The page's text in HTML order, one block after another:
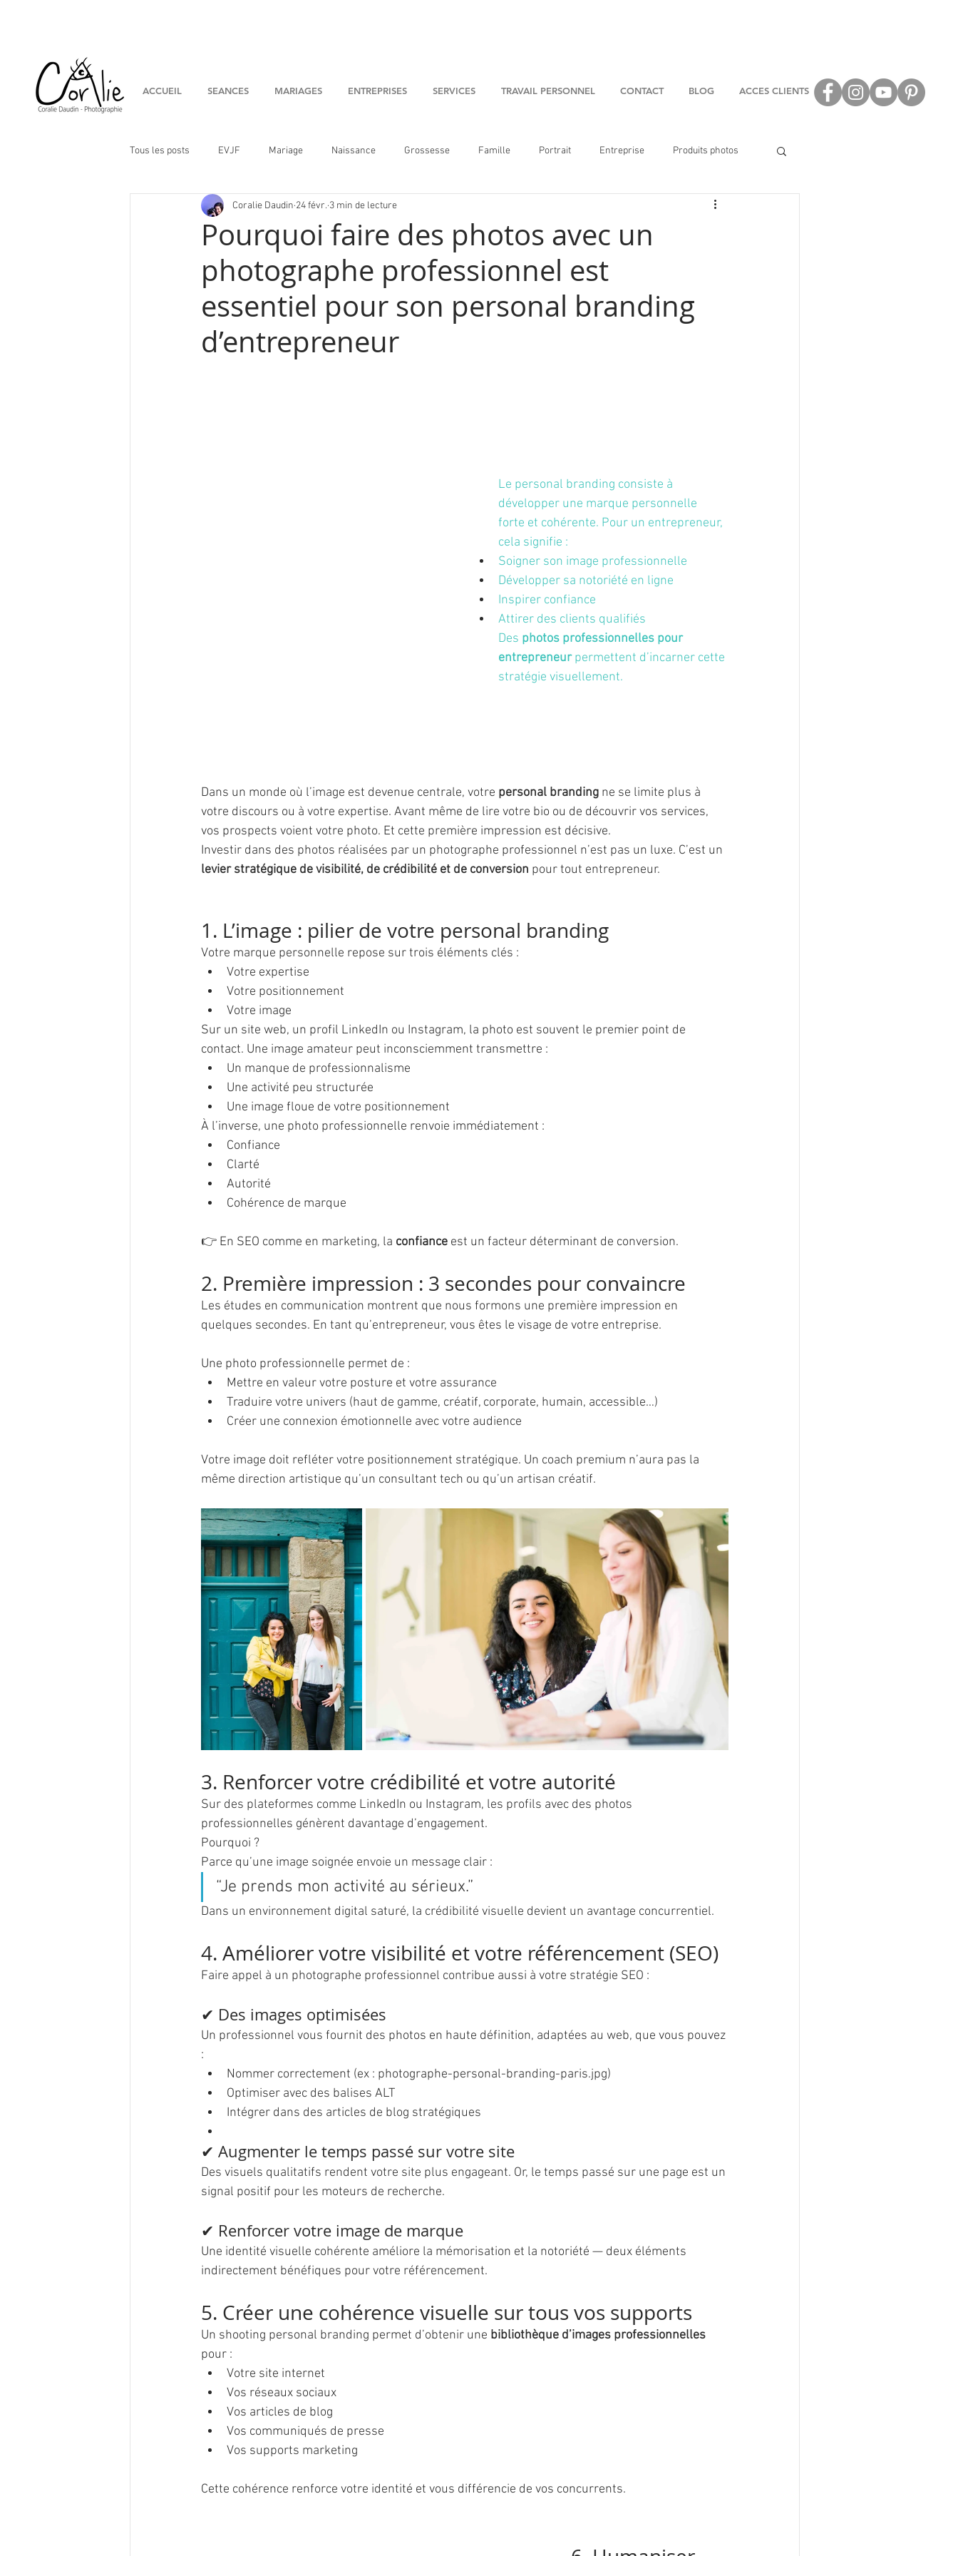
ACCUEIL SEANCES MARIAGES ENTREPRISES SERVICES TRAVAIL PERSONNEL CONTACT BLOG ACCES CLIENTS
Tous les posts EVJF Mariage Naissance Grossesse Famille Portrait Entreprise Produits photos
Conseils Artistes
Pourquoi faire des photos avec un
photographe professionnel est
essentiel pour son personal branding
d’entrepreneur
Coralie Daudin 24 févr. 3 min de lecture
Le personal branding consiste à
développer une marque personnelle
forte et cohérente. Pour un entrepreneur,
cela signifie :
Soigner son image professionnelle
Développer sa notoriété en ligne
Inspirer confiance
Attirer des clients qualifiés
Des photos professionnelles pour
entrepreneur permettent d’incarner cette
stratégie visuellement.
Dans un monde où l’image est devenue centrale, votre personal branding ne se limite plus à
votre discours ou à votre expertise. Avant même de lire votre bio ou de découvrir vos services,
vos prospects voient votre photo. Et cette première impression est décisive.
Investir dans des photos réalisées par un photographe professionnel n’est pas un luxe. C’est un
levier stratégique de visibilité, de crédibilité et de conversion pour tout entrepreneur.
1. L’image : pilier de votre personal branding
Votre marque personnelle repose sur trois éléments clés :
Votre expertise
Votre positionnement
Votre image
Sur un site web, un profil LinkedIn ou Instagram, la photo est souvent le premier point de
contact. Une image amateur peut inconsciemment transmettre :
Un manque de professionnalisme
Une activité peu structurée
Une image floue de votre positionnement
À l’inverse, une photo professionnelle renvoie immédiatement :
Confiance
Clarté
Autorité
Cohérence de marque
👉 En SEO comme en marketing, la confiance est un facteur déterminant de conversion.
2. Première impression : 3 secondes pour convaincre
Les études en communication montrent que nous formons une première impression en
quelques secondes. En tant qu’entrepreneur, vous êtes le visage de votre entreprise.
Une photo professionnelle permet de :
Mettre en valeur votre posture et votre assurance
Traduire votre univers (haut de gamme, créatif, corporate, humain, accessible…)
Créer une connexion émotionnelle avec votre audience
Votre image doit refléter votre positionnement stratégique. Un coach premium n’aura pas la
même direction artistique qu’un consultant tech ou qu’un artisan créatif.
3. Renforcer votre crédibilité et votre autorité
Sur des plateformes comme LinkedIn ou Instagram, les profils avec des photos
professionnelles génèrent davantage d’engagement.
Pourquoi ?
Parce qu’une image soignée envoie un message clair :
“Je prends mon activité au sérieux.”
Dans un environnement digital saturé, la crédibilité visuelle devient un avantage concurrentiel.
4. Améliorer votre visibilité et votre référencement (SEO)
Faire appel à un photographe professionnel contribue aussi à votre stratégie SEO :
✔ Des images optimisées
Un professionnel vous fournit des photos en haute définition, adaptées au web, que vous pouvez
:
Nommer correctement (ex : photographe-personal-branding-paris.jpg)
Optimiser avec des balises ALT
Intégrer dans des articles de blog stratégiques
✔ Augmenter le temps passé sur votre site
Des visuels qualitatifs rendent votre site plus engageant. Or, le temps passé sur une page est un
signal positif pour les moteurs de recherche.
✔ Renforcer votre image de marque
Une identité visuelle cohérente améliore la mémorisation et la notoriété — deux éléments
indirectement bénéfiques pour votre référencement.
5. Créer une cohérence visuelle sur tous vos supports
Un shooting personal branding permet d’obtenir une bibliothèque d’images professionnelles
pour :
Votre site internet
Vos réseaux sociaux
Vos articles de blog
Vos communiqués de presse
Vos supports marketing
Cette cohérence renforce votre identité et vous différencie de vos concurrents.